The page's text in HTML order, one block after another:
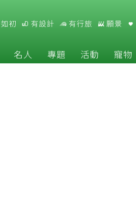
初 有設計 有行旅 願景
名人 專題 活動 寵物